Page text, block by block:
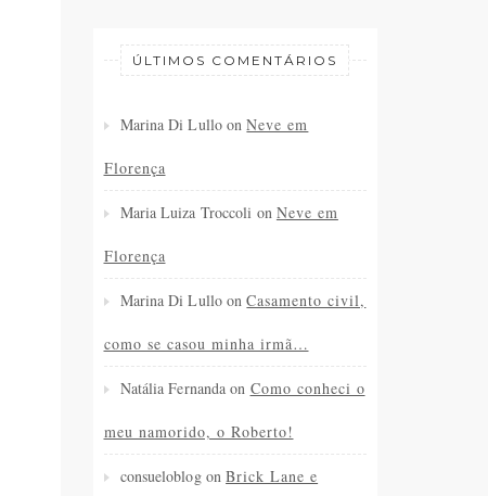
ÚLTIMOS COMENTÁRIOS
Marina Di Lullo onNeve em
Florença
Maria Luiza Troccoli on Neve em
Florença
Marina Di Lullo onCasamento civil,
como se casou minha irmã…
Natália Fernanda on Como conheci o
meu namorido, o Roberto!
consueloblogonBrick Lane e